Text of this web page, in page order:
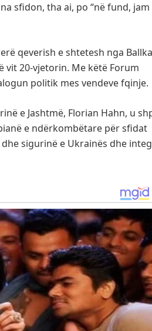
sfidon, tha ai, po “në fund, jam
qeverish e shtetesh nga
vit 20-vjetorin. Me këtë Forum
politik mes vendeve fqinje.
e Jashtmë, Florian Hahn, u
e ndërkombëtare për sfidat
sigurinë e Ukrainës dhe